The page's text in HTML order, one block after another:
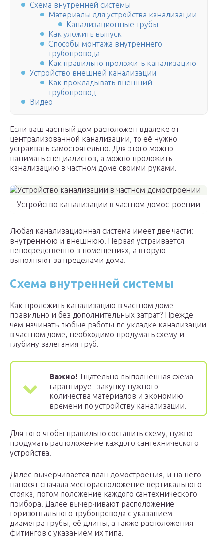
Схема внутренней системы
Материалы для устройства канализации
Канализационные трубы
Как уложить выпуск
Способы монтажа внутреннего
трубопровода
Как правильно проложить канализацию
Устройство внешней канализации
Как прокладывать внешний
трубопровод
Видео
Если ваш частный дом расположен вдалеке от
централизованной канализации, то её нужно
устраивать самостоятельно. Для этого можно
нанимать специалистов, а можно проложить
канализацию в частном доме своими руками.
Устройство канализации в частном домостроении
Любая канализационная система имеет две части:
внутреннюю и внешнюю. Первая устраивается
непосредственно в помещениях, а вторую –
выполняют за пределами дома.
Схема внутренней системы
Как проложить канализацию в частном доме
правильно и без дополнительных затрат? Прежде
чем начинать любые работы по укладке канализации
в частном доме, необходимо продумать схему и
глубину залегания труб.
Важно! Тщательно выполненная схема
гарантирует закупку нужного
количества материалов и экономию
времени по устройству канализации.
Для того чтобы правильно составить схему, нужно
продумать расположение каждого сантехнического
устройства.
Далее вычерчивается план домостроения, и на него
наносят сначала месторасположение вертикального
стояка, потом положение каждого сантехнического
прибора. Далее вычерчивают расположение
горизонтального трубопровода с указанием
диаметра трубы, её длины, а также расположения
фитингов с указанием их типа.